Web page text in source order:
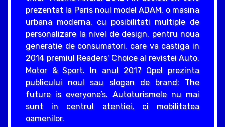
prezentat la Paris noul model ADAM, o masina
urbana moderna, cu posibilitati multiple de
personalizare la nivel de design, pentru noua
generatie de consumatori, care va castiga in
2014 premiul Readers' Choice al revistei Auto,
Motor & Sport. In anul 2017 Opel prezinta
publicului noul sau slogan de brand: The
future is everyone’s. Autoturismele nu mai
sunt in centrul atentiei, ci mobilitatea
oamenilor.